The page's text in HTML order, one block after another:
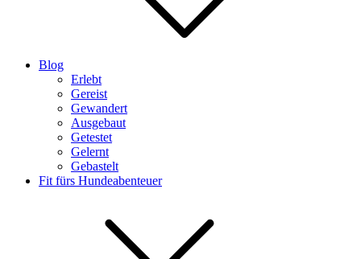
Blog
Erlebt
Gereist
Gewandert
Ausgebaut
Getestet
Gelernt
Gebastelt
Fit fürs Hundeabenteuer